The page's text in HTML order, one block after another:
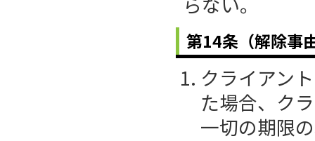
第14条（解除事
クライアン
た場合、ク
一切の期限